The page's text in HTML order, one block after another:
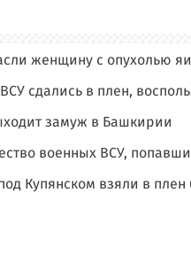
женщину с опухолью
сдались в плен,
замуж в Башкирии
военных ВСУ,
Купянском взяли в